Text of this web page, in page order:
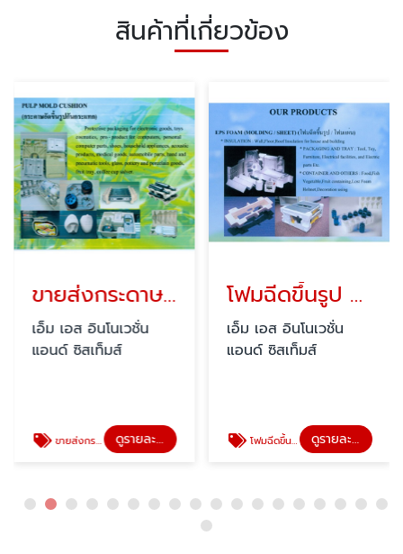
สินค้าที่เกี่ยวข้อง
ขายส่งกระดาษอัดขึ้นรูปกันกระแทก
เอ็ม เอส อินโนเวชั่น
แอนด์ ซิสเท็มส์
ขายส่งกระดาษอัดขึ้นรูปกันกระแทก ดูรายละเอียด
โฟมฉีดขึ้นรูป / โฟมแผ่น
เอ็ม เอส อินโนเวชั่น
แอนด์ ซิสเท็มส์
โฟมฉีดขึ้นรูป ดูรายละเอียด